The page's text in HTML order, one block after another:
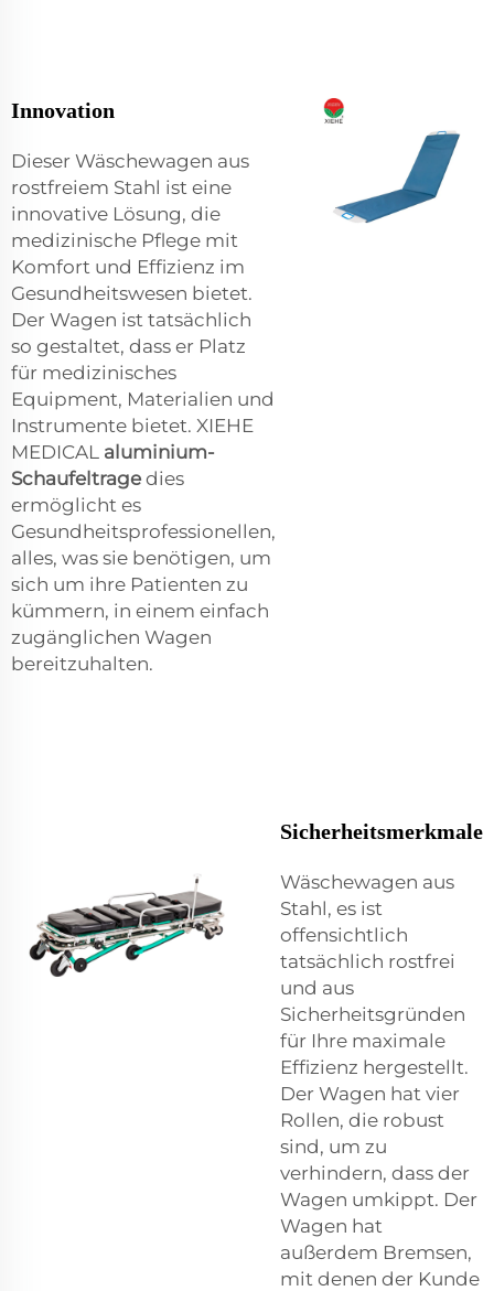
Innovation
Dieser Wäschewagen aus
rostfreiem Stahl ist eine
innovative Lösung, die
medizinische Pflege mit
Komfort und Effizienz im
Gesundheitswesen bietet.
Der Wagen ist tatsächlich
so gestaltet, dass er Platz
für medizinisches
Equipment, Materialien und
Instrumente bietet. XIEHE
MEDICAL aluminium-
Schaufeltragedies
ermöglicht es
Gesundheitsprofessionellen,
alles, was sie benötigen, um
sich um ihre Patienten zu
kümmern, in einem einfach
zugänglichen Wagen
bereitzuhalten.
Sicherheitsmerkmale
Wäschewagen aus
Stahl, es ist
offensichtlich
tatsächlich rostfrei
und aus
Sicherheitsgründen
für Ihre maximale
Effizienz hergestellt.
Der Wagen hat vier
Rollen, die robust
sind, um zu
verhindern, dass der
Wagen umkippt. Der
Wagen hat
außerdem Bremsen,
mit denen der Kunde